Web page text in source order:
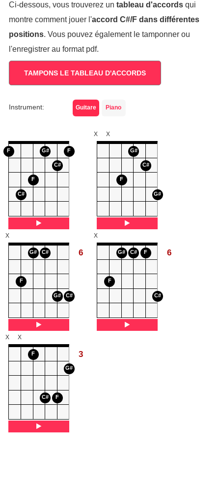
Ci-dessous, vous trouverez un tableau d'accordsqui
montre comment jouer l'accord C#/Fdans différentes
positions. Vous pouvez également le tamponner ou
l'enregistrer au format pdf.
TAMPONS LE TABLEAU D'ACCORDS
Instrument: Guitare Piano
F
C#
F
G#
C#
F
F
G#
C#
G#
X X
F
G# C#
G# C#
X
6
F
G# C# F
C#
X
6
F
C# F
G#
X X
3